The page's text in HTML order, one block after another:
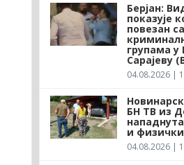
Берјан:
показује
повезан са
групама
Сарајеву
04.08.2026 |
БН ТВ из
и
04.08.2026 |